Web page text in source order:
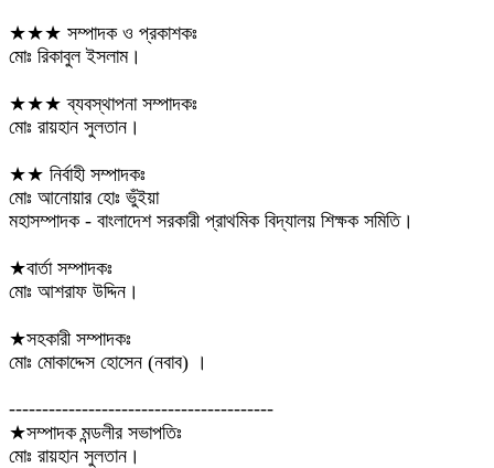
★★★ সম্পাদক ও প্রকাশকঃ
মোঃ রিকাবুল ইসলাম।
★★★ ব্যবস্থাপনা সম্পাদকঃ
মোঃ রায়হান সুলতান।
★★ নির্বাহী সম্পাদকঃ
মোঃ আনোয়ার হোঃ ভুঁইয়া
মহাসম্পাদক - বাংলাদেশ সরকারী প্রাথমিক বিদ্যালয় শিক্ষক সমিতি।
★বার্তা সম্পাদকঃ
মোঃ আশরাফ উদ্দিন।
★সহকারী সম্পাদকঃ
মোঃ মোকাদ্দেস হোসেন (নবাব) ।
----------------------------------------
★সম্পাদক মন্ডলীর সভাপতিঃ
মোঃ রায়হান সুলতান।